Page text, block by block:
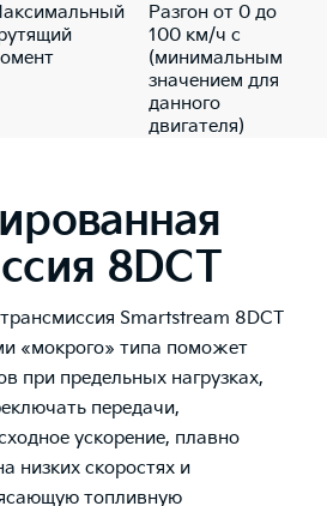
Разгон от 0 до
100 км/ч с
(минимальным
значением для
данного
двигателя)
8DCT
Smartstream 8DCT
«мокрого» типа поможет
при предельных нагрузках,
передачи,
ускорение, плавно
низких скоростях и
топливную